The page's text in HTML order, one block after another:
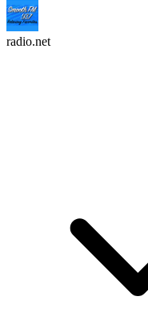
radio.net